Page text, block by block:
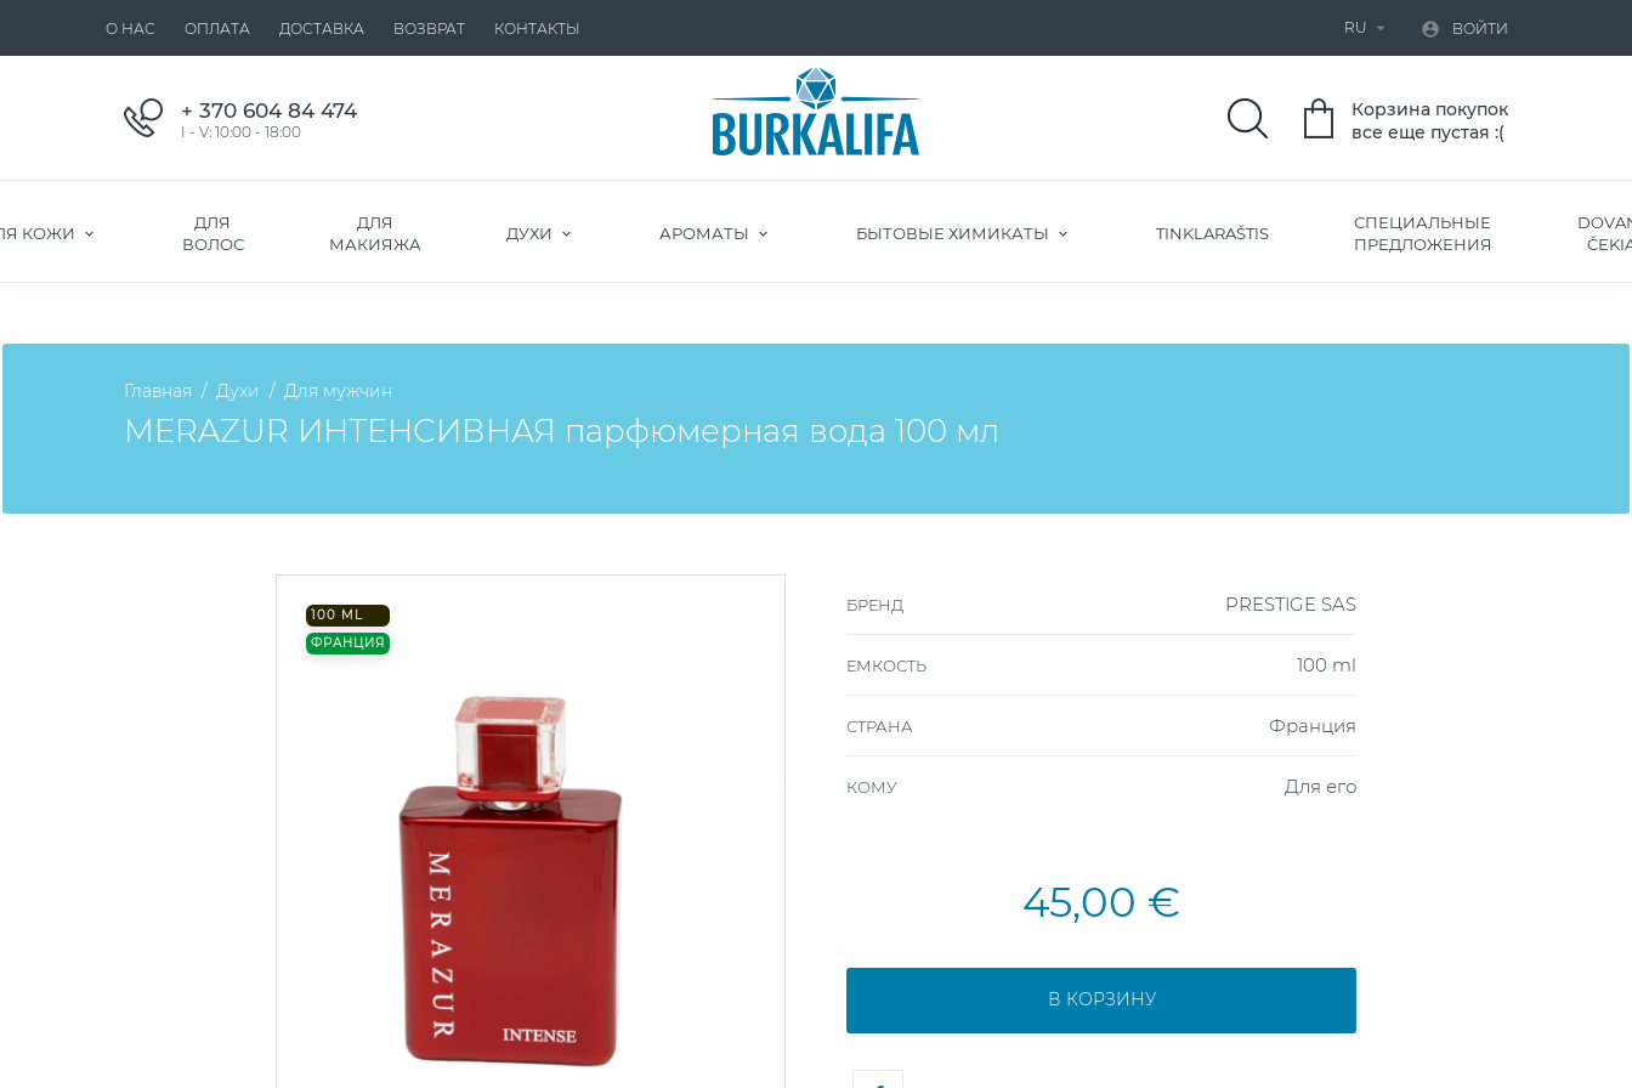
О НАС ОПЛАТА ДОСТАВКА ВОЗВРАТ КОНТАКТЫ RU   ВОЙТИ
+ 370 604 84 474
I - V: 10:00 - 18:00
Корзина покупок
все еще пустая :(
КОЖИ
ДЛЯ
ВОЛОС
ДЛЯ
МАКИЯЖА
ДУХИ АРОМАТЫ БЫТОВЫЕ ХИМИКАТЫ TINKLARAŠTIS
СПЕЦИАЛЬНЫЕ
ПРЕДЛОЖЕНИЯ
Главная Духи Для мужчин
MERAZUR ИНТЕНСИВНАЯ парфюмерная вода 100 мл
100 ML
ФРАНЦИЯ
БРЕНД PRESTIGE SAS
ЕМКОСТЬ 100 ml
СТРАНА Франция
КОМУ Для его
45,00 €
В КОРЗИНУ